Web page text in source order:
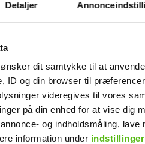
Detaljer
ønsker dit samtykke til at
ID og din browser til
videregives til vores
på din enhed for at vise dig
og indholdsmåling, lave
information under indstillinger